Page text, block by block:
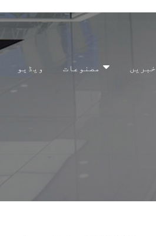
ویڈیو مصنوعات خبریں